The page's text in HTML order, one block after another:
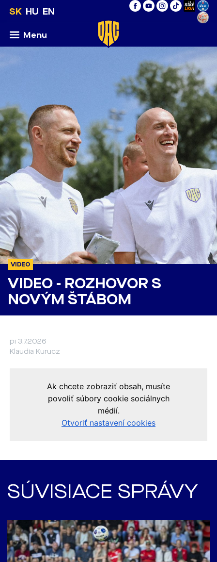
SK HU EN
Menu
VIDEO
VIDEO - ROZHOVOR S
NOVÝM ŠTÁBOM
pi 3.7.2026
Klaudia Kurucz
SÚVISIACE SPRÁVY